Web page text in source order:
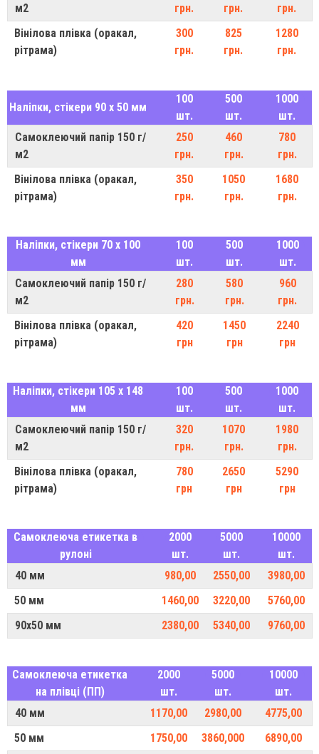
м2
грн.
грн.
грн.
Вінілова плівка (оракал,
рітрама)
300
грн.
825
грн.
1280
грн.
Наліпки, стікери 90 х 50 мм
100
шт.
500
шт.
1000
шт.
Самоклеючий папір 150 г/
м2
250
грн.
460
грн.
780
грн.
Вінілова плівка (оракал,
рітрама)
350
грн.
1050
грн.
1680
грн.
Наліпки, стікери 70 х 100
мм
100
шт.
500
шт.
1000
шт.
Самоклеючий папір 150 г/
м2
280
грн.
580
грн.
960
грн.
Вінілова плівка (оракал,
рітрама)
420
грн
1450
грн
2240
грн
Наліпки, стікери 105 х 148
мм
100
шт.
500
шт.
1000
шт.
Самоклеючий папір 150 г/
м2
320
грн.
1070
грн.
1980
грн.
Вінілова плівка (оракал,
рітрама)
780
грн
2650
грн
5290
грн
Самоклеюча етикетка в
рулоні
2000
шт.
5000
шт.
10000
шт.
40 мм
980,00 2550,00
3980,00
50 мм
1460,00 3220,00
5760,00
90х50 мм
2380,00 5340,00 9760,00
Самоклеюча етикетка
на плівці (ПП)
2000
шт.
5000
шт.
10000
шт.
40 мм
1170,00 2980,00
4775,00
50 мм
1750,00 3860,000 6890,00